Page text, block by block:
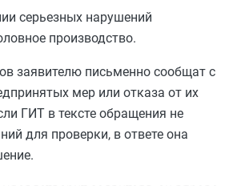
серьезных нарушений
производство.
заявителю письменно сообщат с
мер или отказа от их
ГИТ в тексте обращения не
для проверки, в ответе она